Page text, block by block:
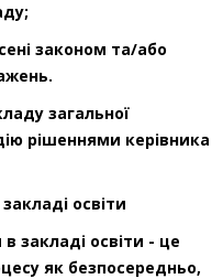
законом та/або
загальної
рішеннями керівника
освіти
закладі освіти - це
як безпосередньо,